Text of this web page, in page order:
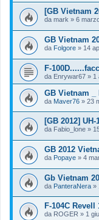
[GB Vietnam
da mark » 6
GB Vietnam
da Folgore » 14
F-
da Enrywar67 » 1
GB Vietnam _
da Maver76 » 23
[GB 2012]
da Fabio_lone »
GB 2012
da Popaye » 4
Gb Vietnam
da PanteraNera »
F-104C Revell
da ROGER » 1